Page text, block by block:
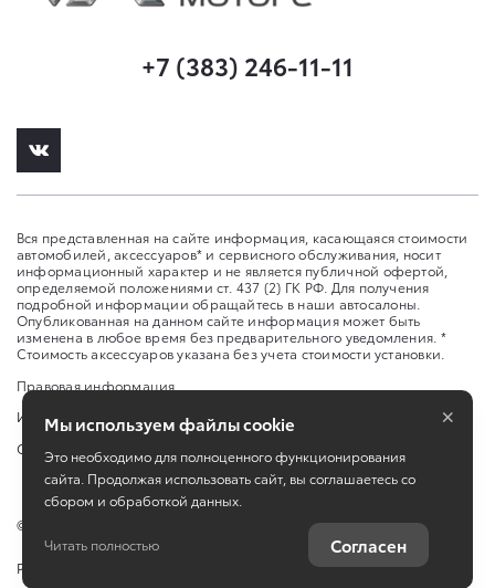
+7 (383) 246-11-11
Вся представленная на сайте информация, касающаяся стоимости
автомобилей, аксессуаров* и сервисного обслуживания, носит
информационный характер и не является публичной офертой,
определяемой положениями ст. 437 (2) ГК РФ. Для получения
подробной информации обращайтесь в наши автосалоны.
Опубликованная на данном сайте информация может быть
изменена в любое время без предварительного уведомления. *
Стоимость аксессуаров указана без учета стоимости установки.
Правовая информация
Изменить настройку cookies
Сбросить cookie
©
Работает на технологиях
Мы используем файлы cookie
Это необходимо для полноценного функционирования
сайта. Продолжая использовать сайт, вы соглашаетесь со
сбором и обработкой данных.
Читать полностью Согласен
×